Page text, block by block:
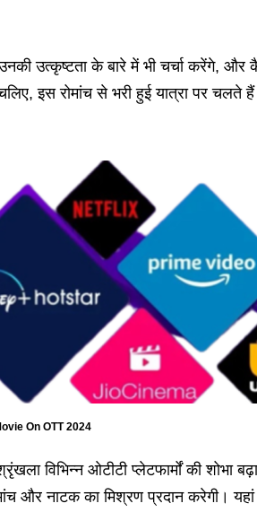
उत्कृष्टता के बारे में भी चर्चा करेंगे,
इस रोमांच से भरी हुई यात्रा पर चलते
On OTT 2024
विभिन्न ओटीटी प्लेटफार्मों की शोभा
और नाटक का मिश्रण प्रदान करेगी। यहां